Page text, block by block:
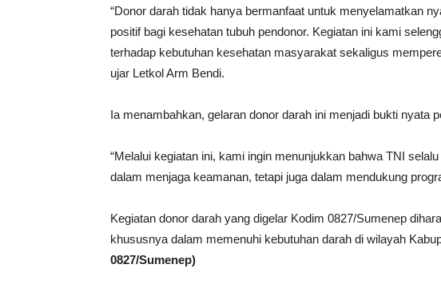
“Donor darah tidak hanya bermanfaat untuk menyelamatkan
positif bagi kesehatan tubuh pendonor. Kegiatan ini kami
terhadap kebutuhan kesehatan masyarakat sekaligus
ujar Letkol Arm Bendi.
Ia menambahkan, gelaran donor darah ini menjadi bukti nyata
“Melalui kegiatan ini, kami ingin menunjukkan bahwa TNI
dalam menjaga keamanan, tetapi juga dalam mendukung
Kegiatan donor darah yang digelar Kodim 0827/Sumenep
khususnya dalam memenuhi kebutuhan darah di wilayah
0827/Sumenep)